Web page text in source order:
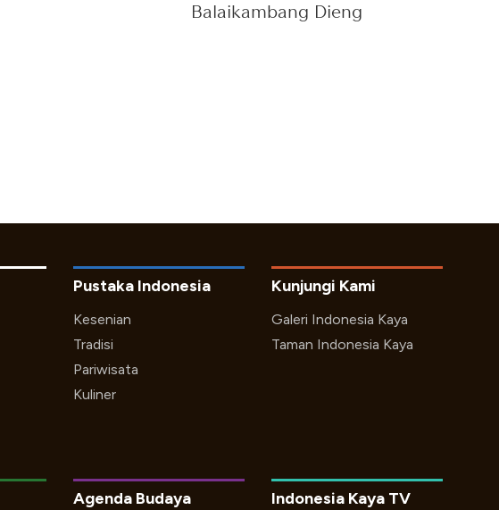
Balaikambang Dieng
Kunjungi Kami
Galeri Indonesia Kaya
Taman Indonesia Kaya
Pustaka Indonesia
Kesenian
Tradisi
Pariwisata
Kuliner
Indonesia Kaya TV
Agenda Budaya